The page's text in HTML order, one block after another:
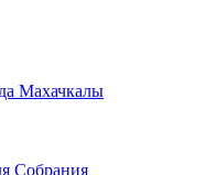
Махачкалы
Собрания